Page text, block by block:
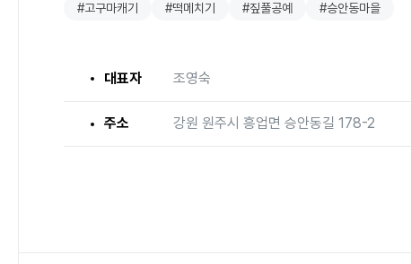
#고구마캐기 #떡메치기 #짚풀공예 #승안동마을
대표자 조영숙
주소 강원 원주시 흥업면 승안동길 178-2